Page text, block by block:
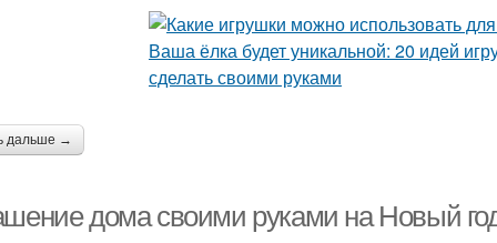
Новогодний елка
дальше →
дома своими руками на Новый